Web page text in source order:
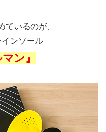
ているのが、
ンソール
ン』